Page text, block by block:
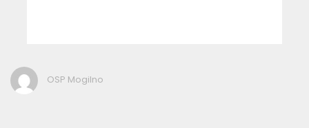
OSP Mogilno